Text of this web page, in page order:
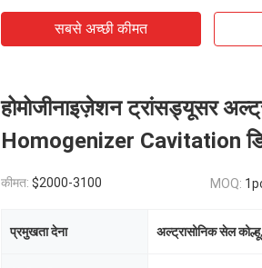
सबसे अच्छी कीमत
होमोजीनाइज़ेशन ट्रांसड्यूसर
Homogenizer Cavitation
कीमत: $2000-3100 MOQ:
प्रमुखता देना अल्ट्रासोनिक सेल कोल्हू,